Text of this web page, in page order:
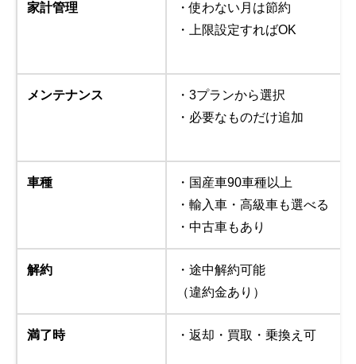
家計管理
・使わない月は節約
・上限設定すればOK
メンテナンス
・3プランから選択
・必要なものだけ追加
車種
・国産車90車種以上
・輸入車・高級車も選べる
・中古車もあり
解約
・途中解約可能
（違約金あり）
満了時 ・返却・買取・乗換え可